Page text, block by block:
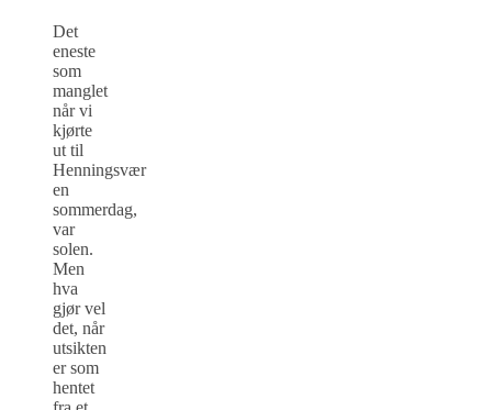
Det
eneste
som
manglet
når vi
kjørte
ut til
Henningsvær
en
sommerdag,
var
solen.
Men
hva
gjør vel
det, når
utsikten
er som
hentet